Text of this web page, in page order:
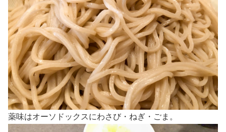
薬味はオーソドックスにわさび・ねぎ・ごま。